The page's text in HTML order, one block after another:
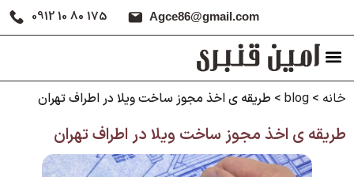
0912 10 80 175 Agce86@gmail.com
خانه>
blog
> طریقه ی اخذ مجوز ساخت ویلا در اطراف تهران
طریقه ی اخذ مجوز ساخت ویلا در اطراف تهران